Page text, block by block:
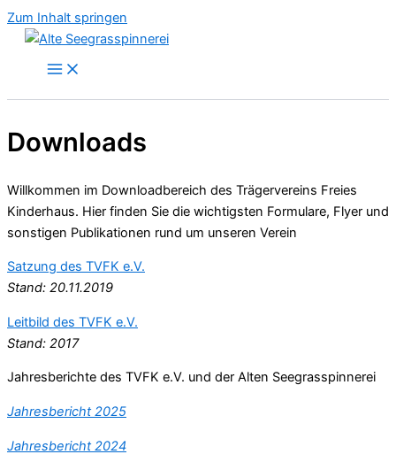
Zum Inhalt springen
Downloads
Willkommen im Downloadbereich des Trägervereins Freies
Kinderhaus. Hier finden Sie die wichtigsten Formulare, Flyer und
sonstigen Publikationen rund um unseren Verein
Satzung des TVFK e.V.
Stand: 20.11.2019
Leitbild des TVFK e.V.
Stand: 2017
Jahresberichte des TVFK e.V. und der Alten Seegrasspinnerei
Jahresbericht 2025
Jahresbericht 2024